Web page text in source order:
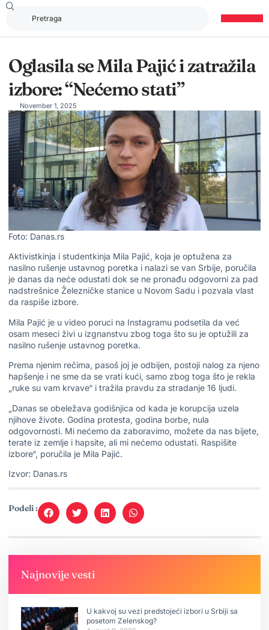
Oglasila se Mila Pajić i zatražila
izbore: “Nećemo stati”
November 1, 2025
Foto: Danas.rs
Aktivistkinja i studentkinja Mila Pajić, koja je optužena za
nasilno rušenje ustavnog poretka i nalazi se van Srbije, poručila
je danas da neće odustati dok se ne pronađu odgovorni za pad
nadstrešnice Železničke stanice u Novom Sadu i pozvala vlast
da raspiše izbore.
Mila Pajić je u video poruci na Instagramu podsetila da već
osam meseci živi u izgnanstvu zbog toga što su je optužili za
nasilno rušenje ustavnog poretka.
Prema njenim rečima, pasoš joj je odbijen, postoji nalog za njeno
hapšenje i ne sme da se vrati kući, samo zbog toga što je rekla
„ruke su vam krvave“ i tražila pravdu za stradanje 16 ljudi.
„Danas se obeležava godišnjica od kada je korupcija uzela
njihove živote. Godina protesta, godina borbe, nula
odgovornosti. Mi nećemo da zaboravimo, možete da nas bijete,
terate iz zemlje i hapsite, ali mi nećemo odustati. Raspišite
izbore“, poručila je Mila Pajić.
Izvor: Danas.rs
Podeli :
Najnovije vesti
U kakvoj su vezi predstojeći izbori u Srbiji sa
posetom Zelenskog?